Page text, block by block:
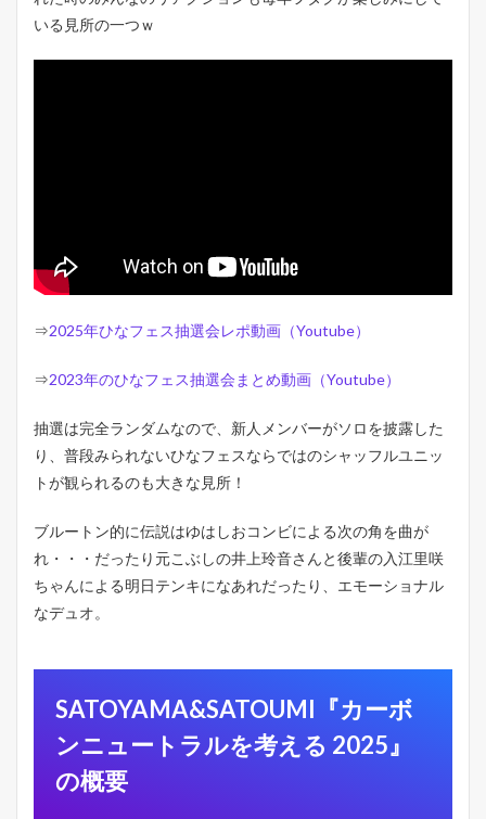
2.3
な
フ
ス
2
」
&
「
カ
ン
ニ
ュ
ー
ト
を
え
」
参
加
いる見所の一つｗ
⇒2025年ひなフェス抽選会レポ動画（Youtube）
⇒2023年のひなフェス抽選会まとめ動画（Youtube）
抽選は完全ランダムなので、新人メンバーがソロを披露した
り、普段みられないひなフェスならではのシャッフルユニッ
トが観られるのも大きな見所！
ブルートン的に伝説はゆはしおコンビによる次の角を曲が
れ・・・だったり元こぶしの井上玲音さんと後輩の入江里咲
ちゃんによる明日テンキになあれだったり、エモーショナル
なデュオ。
SATOYAMA&SATOUMI『カーボ
ンニュートラルを考える 2025』
の概要